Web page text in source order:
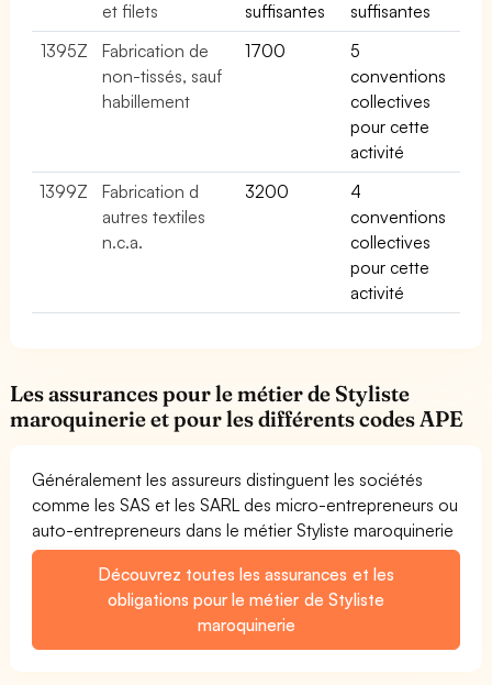
et filets suffisantes
suffisantes
1395Z
Fabrication de
non-tissés, sauf
habillement
1700
5
conventions
collectives
pour cette
activité
1399Z
Fabrication d
autres textiles
n.c.a.
3200
4
conventions
collectives
pour cette
activité
Les assurances pour le métier de Styliste
maroquinerie et pour les différents codes APE
Généralement les assureurs distinguent les sociétés
comme les SAS et les SARL des micro-entrepreneurs ou
auto-entrepreneurs dans le métier Styliste maroquinerie
Découvrez toutes les assurances et les
obligations pour le métier de Styliste
maroquinerie